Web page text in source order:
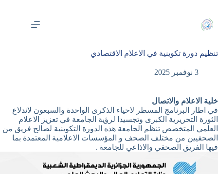
المحتوى
تنظيم دورة تكوينية في الاعلام الاقتصادي
3 نوفمبر 2025
خلية الاعلام والاتصال
في اطار البرنامج المسطر لاحياء الذكرى الواحدة والسبعون لاندلاع
الثورة التحريرية الكبرى وتجسيدا لرؤية الجامعة في تعزيز الاعلام
العلمي المتخصص تنظم الجامعة هذه الدورة التكوينية لصالح فريق من
الصحفيين من مختلف الصحف و المؤسسات الاعلامية المعتمدة بما
فيها الفريق الصحفي والاذاعي للجامعة .